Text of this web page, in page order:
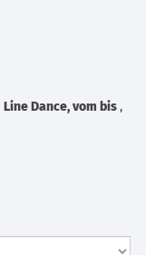
Line Dance, vom bis ,